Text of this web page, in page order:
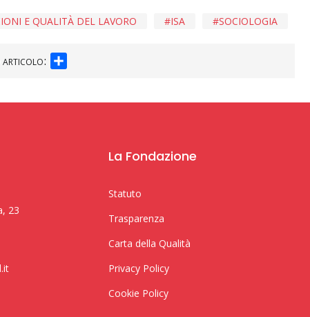
SOCIOLOGIA
ISA
E QUALITÀ DEL LAVORO
articolo:
23
La Fondazione
Statuto
Trasparenza
Carta della Qualità
Privacy Policy
Cookie Policy